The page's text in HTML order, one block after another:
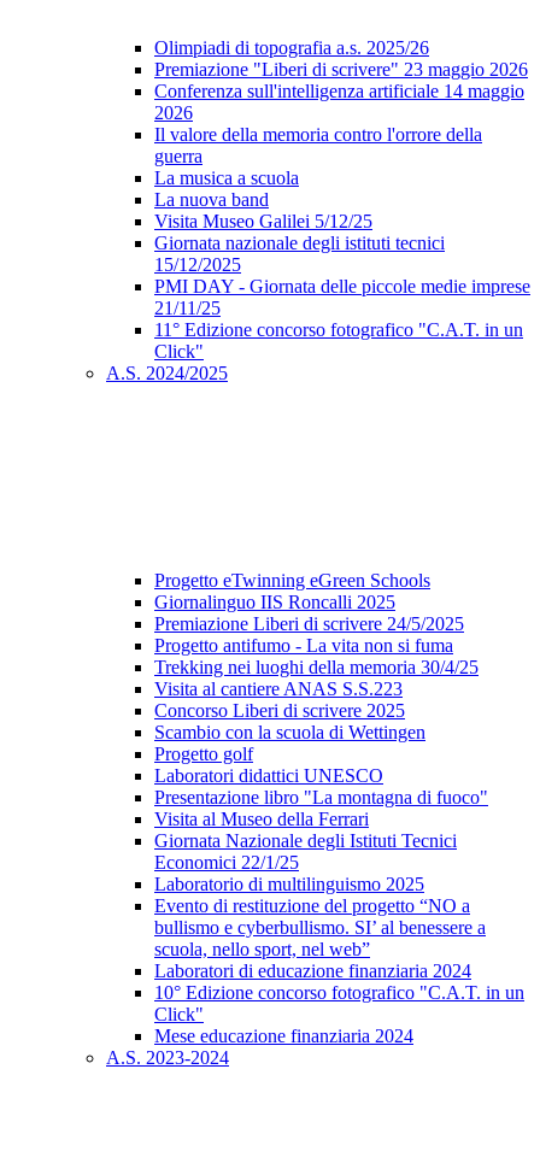
Olimpiadi di topografia a.s. 2025/26
Premiazione "Liberi di scrivere" 23 maggio 2026
Conferenza sull'intelligenza artificiale 14 maggio
2026
Il valore della memoria contro l'orrore della
guerra
La musica a scuola
La nuova band
Visita Museo Galilei 5/12/25
Giornata nazionale degli istituti tecnici
15/12/2025
PMI DAY - Giornata delle piccole medie imprese
21/11/25
11° Edizione concorso fotografico "C.A.T. in un
Click"
A.S. 2024/2025
Progetto eTwinning eGreen Schools
Giornalinguo IIS Roncalli 2025
Premiazione Liberi di scrivere 24/5/2025
Progetto antifumo - La vita non si fuma
Trekking nei luoghi della memoria 30/4/25
Visita al cantiere ANAS S.S.223
Concorso Liberi di scrivere 2025
Scambio con la scuola di Wettingen
Progetto golf
Laboratori didattici UNESCO
Presentazione libro "La montagna di fuoco"
Visita al Museo della Ferrari
Giornata Nazionale degli Istituti Tecnici
Economici 22/1/25
Laboratorio di multilinguismo 2025
Evento di restituzione del progetto “NO a
bullismo e cyberbullismo. SI’ al benessere a
scuola, nello sport, nel web”
Laboratori di educazione finanziaria 2024
10° Edizione concorso fotografico "C.A.T. in un
Click"
Mese educazione finanziaria 2024
A.S. 2023-2024